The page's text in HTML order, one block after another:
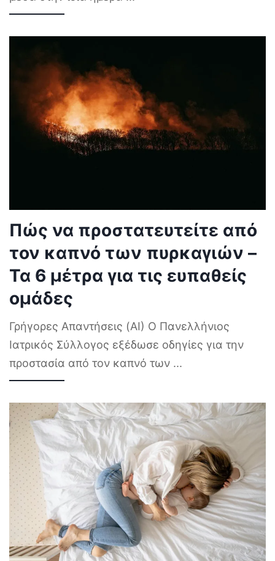
Πώς να προστατευτείτε από
τον καπνό των πυρκαγιών –
Τα 6 μέτρα για τις ευπαθείς
ομάδες
Γρήγορες Απαντήσεις (AI) Ο Πανελλήνιος
Ιατρικός Σύλλογος εξέδωσε οδηγίες για την
προστασία από τον καπνό των ...